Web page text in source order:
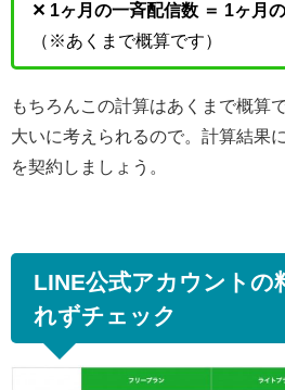
✕ 1ヶ月の一斉配信数 ＝ 1ヶ月
（※あくまで概算です）
もちろんこの計算はあくまで概算
大いに考えられるので。計算結果
を契約しましょう。
LINE公式アカウントの
れずチェック